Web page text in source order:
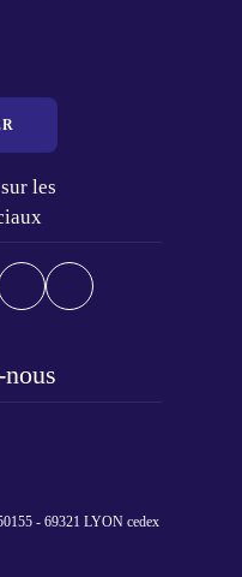
les
- 69321 LYON cedex